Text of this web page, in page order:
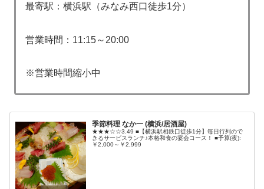
最寄駅：横浜駅（みなみ西口徒歩1分）
営業時間：11:15～20:00
※営業時間縮小中
季節料理 なか一 (横浜/居酒屋)
★★★☆☆3.49 ■【横浜駅相鉄口徒歩1分】毎日行列ので
きるサービスランチ♪本格和食の宴会コース！ ■予算(夜):
￥2,000～￥2,999